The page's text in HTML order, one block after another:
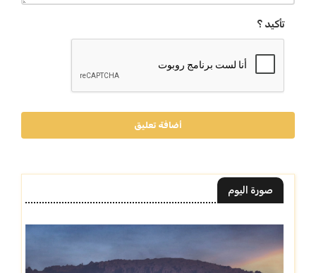
تأكيد ؟
أضافة تعليق
صورة اليوم